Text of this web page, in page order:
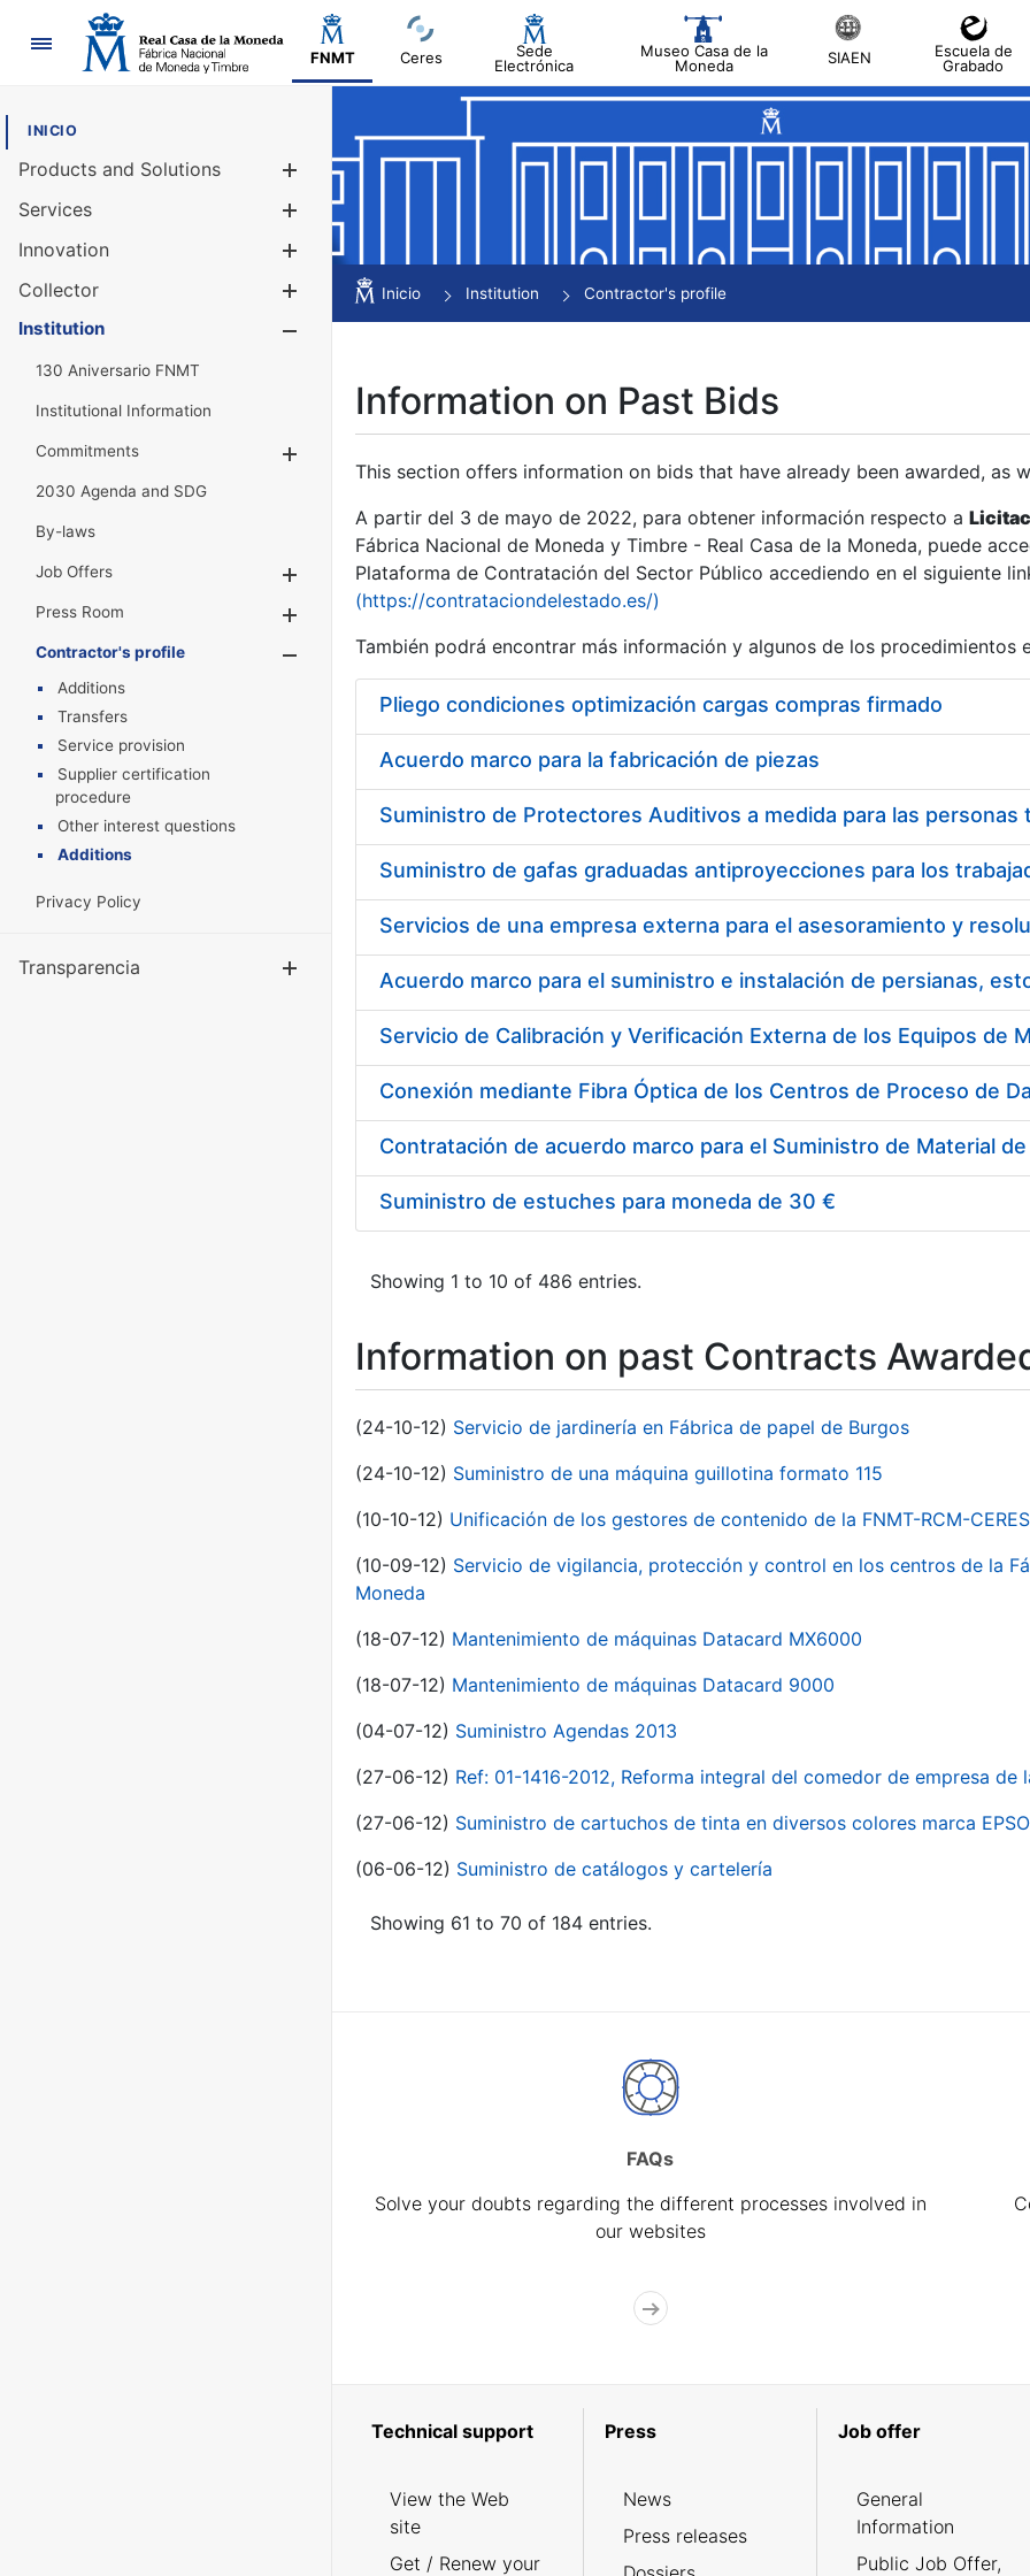
Navigation
FNMT Ceres
Sede
Electrónica
Museo Casa de la
Moneda
SIAEN
Escuela de
Grabado
INICIO
Products and Solutions
Services
Innovation
Collector
Show/Hide
Institution
130 Aniversario FNMT
Institutional Information
Commitments
2030 Agenda and SDG
By-laws
Job Offers
Show/Hide
Press Room
Show/Hide
Contractor's profile
Show/Hide
Additions
Transfers
Service provision
Supplier certification
procedure
Other interest questions
Additions
Privacy Policy
Transparencia Show/Hide
Inicio Institution Contractor's profile
Information on Past Bids
This section offers information on bids that have already been awarded, as
A partir del 3 de mayo de 2022, para obtener información respecto a
Fábrica Nacional de Moneda y Timbre - Real Casa de la Moneda, puede
Plataforma de Contratación del Sector Público accediendo en el siguiente
(https://contrataciondelestado.es/)
También podrá encontrar más información y algunos de los procedimientos
Pliego condiciones optimización cargas compras firmado
Acuerdo marco para la fabricación de piezas
Acuerdo marco para el suministro e instalación de persianas,
Suministro de estuches para moneda de 30 €
Showing 1 to 10 of 486 entries.
Information on past Contracts
(24-10-12) Servicio de jardinería en Fábrica de papel de Burgos
(24-10-12) Suministro de una máquina guillotina formato 115
(10-10-12) Unificación de los gestores de contenido de la FNMT-RCM-CERES
(10-09-12) Servicio de vigilancia, protección y control en los centros de la
Moneda
(18-07-12) Mantenimiento de máquinas Datacard MX6000
(18-07-12) Mantenimiento de máquinas Datacard 9000
(04-07-12) Suministro Agendas 2013
(27-06-12) Ref: 01-1416-2012, Reforma integral del comedor de empresa de
(27-06-12) Suministro de cartuchos de tinta en diversos colores marca
(06-06-12) Suministro de catálogos y cartelería
Showing 61 to 70 of 184 entries.
FAQs
Solve your doubts regarding the different processes involved in
our websites
Technical support
View the Web
site
Get / Renew your
Press
News
Press releases
Job offer
General
Information
Public Job Offer,